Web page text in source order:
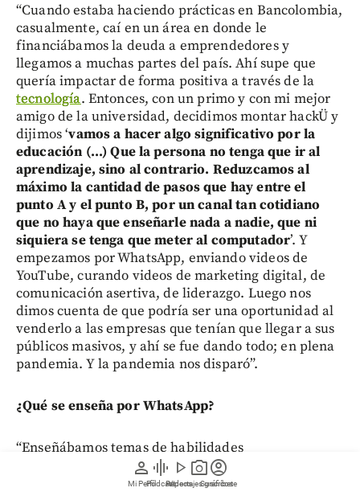
person
Mi Perfil
graphic_eq
Pódcast
play_arrow
Videos
photo_camera
Reportajes gráficos
account_circle
Suscríbete
“Cuando estaba haciendo prácticas en Bancolombia,
casualmente, caí en un área en donde le
financiábamos la deuda a emprendedores y
llegamos a muchas partes del país. Ahí supe que
quería impactar de forma positiva a través de la
tecnología. Entonces, con un primo y con mi mejor
amigo de la universidad, decidimos montar hackÜ y
dijimos ‘vamos a hacer algo significativo por la
educación (...) Que la persona no tenga que ir al
aprendizaje, sino al contrario. Reduzcamos al
máximo la cantidad de pasos que hay entre el
punto A y el punto B, por un canal tan cotidiano
que no haya que enseñarle nada a nadie, que ni
siquiera se tenga que meter al computador’. Y
empezamos por WhatsApp, enviando videos de
YouTube, curando videos de marketing digital, de
comunicación asertiva, de liderazgo. Luego nos
dimos cuenta de que podría ser una oportunidad al
venderlo a las empresas que tenían que llegar a sus
públicos masivos, y ahí se fue dando todo; en plena
pandemia. Y la pandemia nos disparó”.
¿Qué se enseña por WhatsApp?
“Enseñábamos temas de habilidades
socioemocionales, seguridad en el trabajo; lo que la
empresa necesitara en ese momento (...)